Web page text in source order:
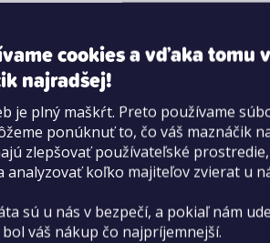
cookies a vďaka tomu
najradšej!
je plný maškŕt. Preto používame
ponúknuť to, čo váš maznáčik
zlepšovať používateľské
analyzovať koľko majiteľov zvierat u
sú u nás v bezpečí, a pokiaľ nám
váš nákup čo najpríjemnejší.